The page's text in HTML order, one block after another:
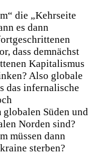
die „Kehrseite
es dann
dass demnächst
Kapitalismus
Also globale
das infernalische
Süden und
Norden sind?
müssen dann
sterben?